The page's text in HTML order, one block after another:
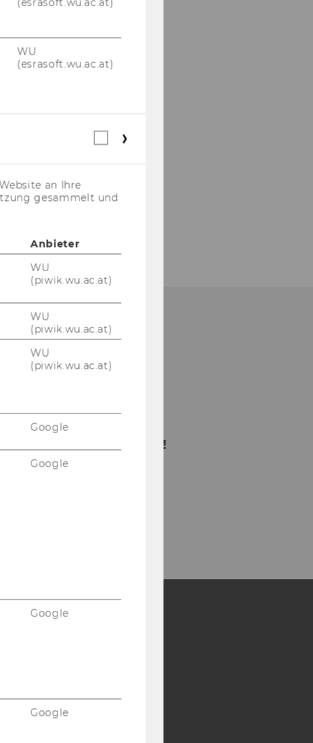
Bitte klicken Sie hier
um sich für den
Newsletter anzumelden!
WU
(esrasoft.wu.ac.at)
Webstatistik
an Ihre
gesammelt und
Anbieter
WU
(piwik.wu.ac.at)
WU
(piwik.wu.ac.at)
WU
(piwik.wu.ac.at)
Google
Google
Google
Google